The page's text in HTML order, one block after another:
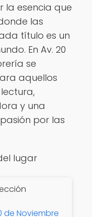
la esencia que
las
título es un
En Av. 20
se
aquellos
y una
por las
lugar
de Noviembre